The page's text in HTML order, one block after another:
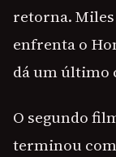
retorna.
enfrenta o
dá um último
O segundo
terminou